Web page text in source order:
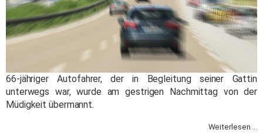
66-jähriger Autofahrer, der in Begleitung seiner Gattin
unterwegs war, wurde am gestrigen Nachmittag von der
Müdigkeit übermannt.
Weiterlesen ...